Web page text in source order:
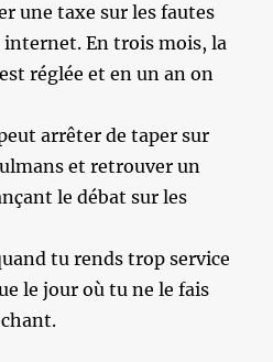
une taxe sur les fautes
internet. En trois mois, la
réglée et en un an on
arrêter de taper sur
et retrouver un
le débat sur les
tu rends trop service
le jour où tu ne le fais